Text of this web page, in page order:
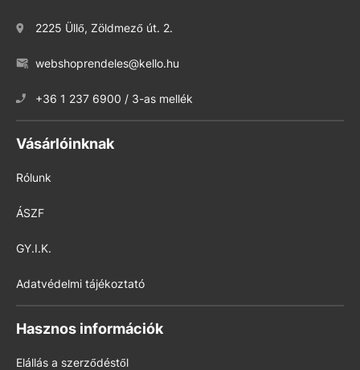
2225 Üllő, Zöldmező út. 2.
webshoprendeles@kello.hu
+36 1 237 6900 / 3-as mellék
Vásárlóinknak
Rólunk
ÁSZF
GY.I.K.
Adatvédelmi tájékoztató
Hasznos információk
Elállás a szerződéstől